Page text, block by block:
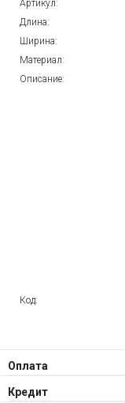
Артикул:
Длина:
Ширина:
Материал:
Описание:
Код:
Оплата
Кредит